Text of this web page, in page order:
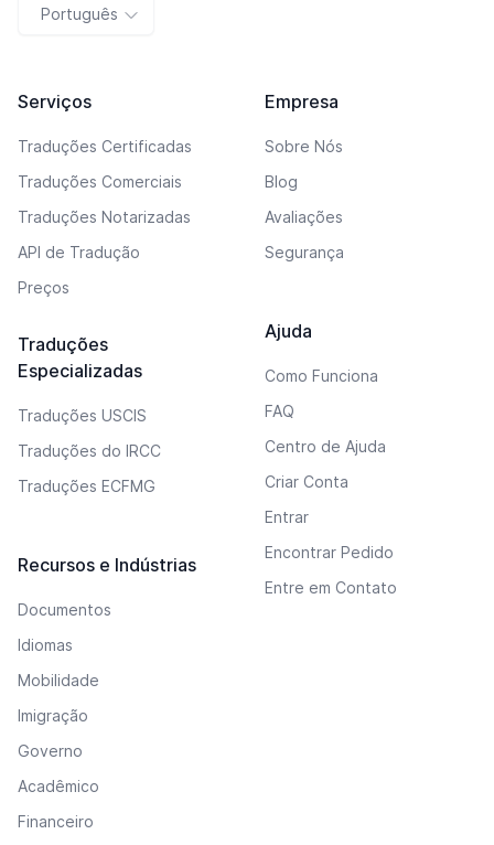
Português
Serviços
Traduções Certificadas
Traduções Comerciais
Traduções Notarizadas
API de Tradução
Preços
Traduções
Especializadas
Traduções USCIS
Traduções do IRCC
Traduções ECFMG
Recursos e Indústrias
Documentos
Idiomas
Mobilidade
Imigração
Governo
Acadêmico
Financeiro
Empresa
Sobre Nós
Blog
Avaliações
Segurança
Ajuda
Como Funciona
FAQ
Centro de Ajuda
Criar Conta
Entrar
Encontrar Pedido
Entre em Contato